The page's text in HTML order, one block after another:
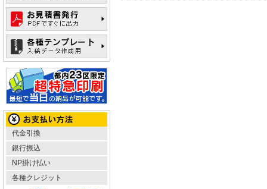
代金引換
銀行振込
NP掛け払い
各種クレジット